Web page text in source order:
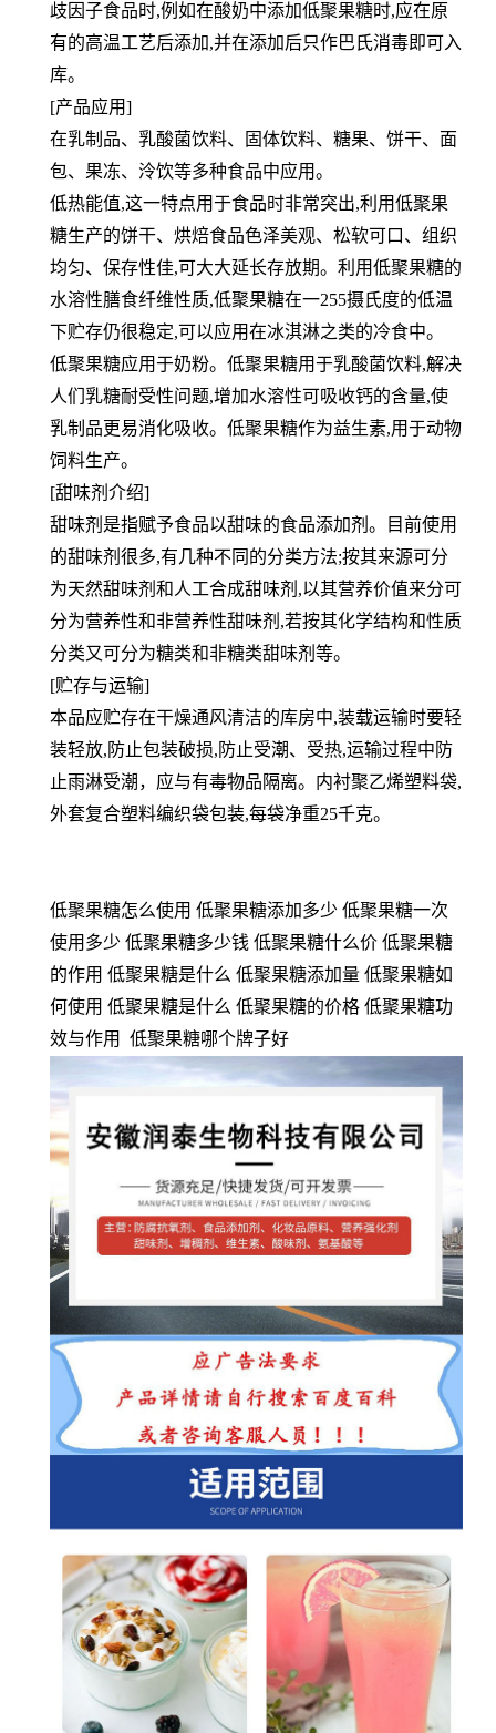
歧因子食品时,例如在酸奶中添加低聚果糖时,应在原
有的高温工艺后添加,并在添加后只作巴氏消毒即可入
库。
[产品应用]
在乳制品、乳酸菌饮料、固体饮料、糖果、饼干、面
包、果冻、泠饮等多种食品中应用。
低热能值,这一特点用于食品时非常突出,利用低聚果
糖生产的饼干、烘焙食品色泽美观、松软可口、组织
均匀、保存性佳,可大大延长存放期。利用低聚果糖的
水溶性膳食纤维性质,低聚果糖在一255摄氏度的低温
下贮存仍很稳定,可以应用在冰淇淋之类的冷食中。
低聚果糖应用于奶粉。低聚果糖用于乳酸菌饮料,解决
人们乳糖耐受性问题,增加水溶性可吸收钙的含量,使
乳制品更易消化吸收。低聚果糖作为益生素,用于动物
饲料生产。
[甜味剂介绍]
甜味剂是指赋予食品以甜味的食品添加剂。目前使用
的甜味剂很多,有几种不同的分类方法;按其来源可分
为天然甜味剂和人工合成甜味剂,以其营养价值来分可
分为营养性和非营养性甜味剂,若按其化学结构和性质
分类又可分为糖类和非糖类甜味剂等。
[贮存与运输]
本品应贮存在干燥通风清洁的库房中,装载运输时要轻
装轻放,防止包装破损,防止受潮、受热,运输过程中防
止雨淋受潮，应与有毒物品隔离。内衬聚乙烯塑料袋,
外套复合塑料编织袋包装,每袋净重25千克。
低聚果糖怎么使用 低聚果糖添加多少 低聚果糖一次
使用多少 低聚果糖多少钱 低聚果糖什么价 低聚果糖
的作用 低聚果糖是什么 低聚果糖添加量 低聚果糖如
何使用 低聚果糖是什么 低聚果糖的价格 低聚果糖功
效与作用 低聚果糖哪个牌子好